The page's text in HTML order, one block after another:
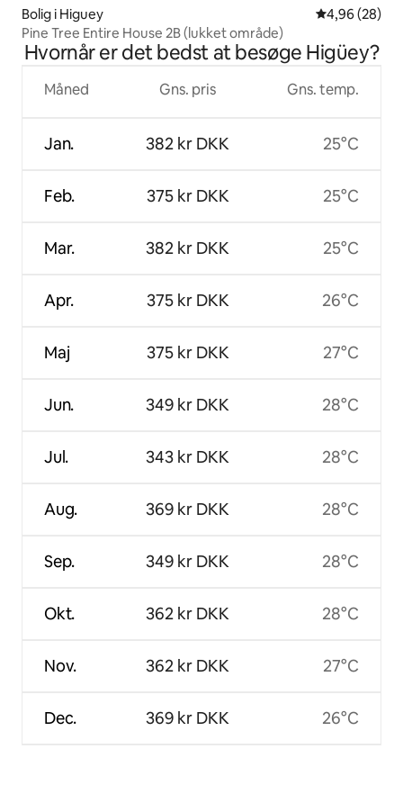
Bolig i Higuey 4,96 ud af 5 i
4,96 (28)
Pine Tree Entire House 2B (lukket område)
Hvornår er det bedst at besøge Higüey?
Måned
Jan.
Feb.
Mar.
Apr.
Maj
Jun.
Jul.
Aug.
Sep.
Okt.
Nov.
Dec.
Gns. pris
382 kr DKK
375 kr DKK
382 kr DKK
375 kr DKK
375 kr DKK
349 kr DKK
343 kr DKK
369 kr DKK
349 kr DKK
362 kr DKK
362 kr DKK
369 kr DKK
Gns. temp.
25°C
25°C
25°C
26°C
27°C
28°C
28°C
28°C
28°C
28°C
27°C
26°C